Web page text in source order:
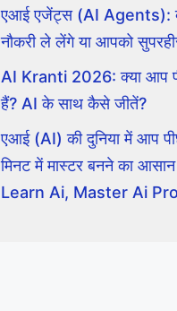
एआई एजेंट्स (AI Agents):
नौकरी ले लेंगे या आपको
AI Kranti 2026: क्या आप
हैं? AI के साथ कैसे जीतें?
एआई (AI) की दुनिया में आप
मिनट में मास्टर बनने का आसान
Learn Ai, Master Ai